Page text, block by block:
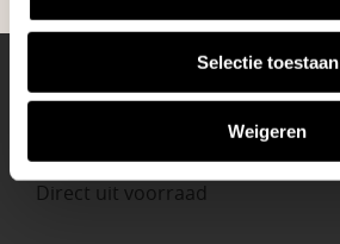
Selectie toestaan
Weigeren
Eigen bezorgdienst
Direct uit voorraad